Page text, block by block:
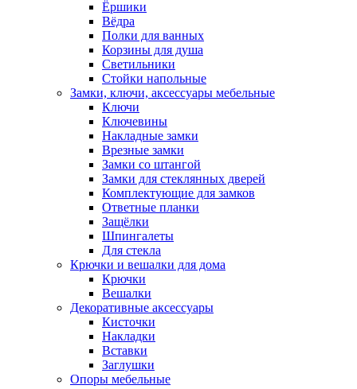
Ёршики
Вёдра
Полки для ванных
Корзины для душа
Светильники
Стойки напольные
Замки, ключи, аксессуары мебельные
Ключи
Ключевины
Накладные замки
Врезные замки
Замки со штангой
Замки для стеклянных дверей
Комплектующие для замков
Ответные планки
Защёлки
Шпингалеты
Для стекла
Крючки и вешалки для дома
Крючки
Вешалки
Декоративные аксессуары
Кисточки
Накладки
Вставки
Заглушки
Опоры мебельные